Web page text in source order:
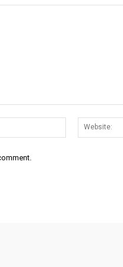
Email:*